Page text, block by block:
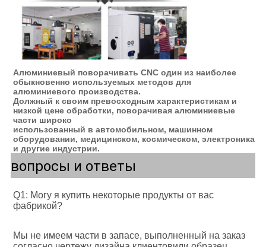
Алюминиевый поворачивать CNC один из наиболее
обыкновенно используемых методов для
алюминиевого производства.
Должный к своим превосходным характеристикам и
низкой цене обработки, поворачивая алюминиевые
части широко
использованный в автомобильном, машинном
оборудовании, медицинском, космическом, электроника
и другие индустрии.
вопросы и ответы
Q1: Могу я купить некоторые продукты от вас
фабрикой?
Мы не имеем части в запасе, выполненный на заказ